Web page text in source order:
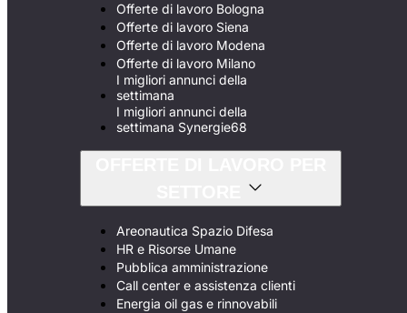
Offerte di lavoro Bologna
Offerte di lavoro Siena
Offerte di lavoro Modena
Offerte di lavoro Milano
I migliori annunci della
settimana
I migliori annunci della
settimana Synergie68
Areonautica Spazio Difesa
HR e Risorse Umane
Pubblica amministrazione
Call center e assistenza clienti
Energia oil gas e rinnovabili